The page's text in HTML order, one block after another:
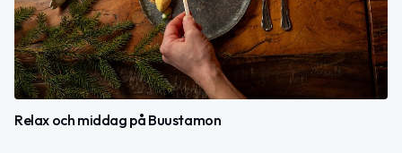
Relax och middag på Buustamon